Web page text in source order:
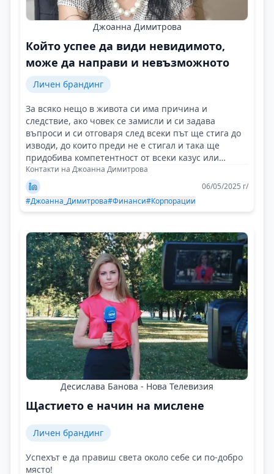
Джоанна Димитрова
Който успее да види невидимото,
може да направи и невъзможното
Личен брандинг
За всяко нещо в живота си има причина и
следствие, ако човек се замисли и си задава
въпроси и си отговаря след всеки път ще стига до
изводи, до които преди не е стигал и така ще
придобива компетентност от всеки казус или
случай!
Контакти на Джоанна Димитрова
06/05/2025 г/
#Джоанна_Димитрова#Финанси#Корпорации
Десислава Банова - Нова Телевизия
Щастието е начин на мислене
Личен брандинг
Успехът е да правиш света около себе си по-добро
място!